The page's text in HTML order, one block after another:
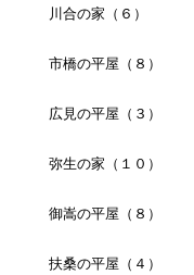
川合の家（６）
市橋の平屋（８）
広見の平屋（３）
弥生の家（１０）
御嵩の平屋（８）
扶桑の平屋（４）